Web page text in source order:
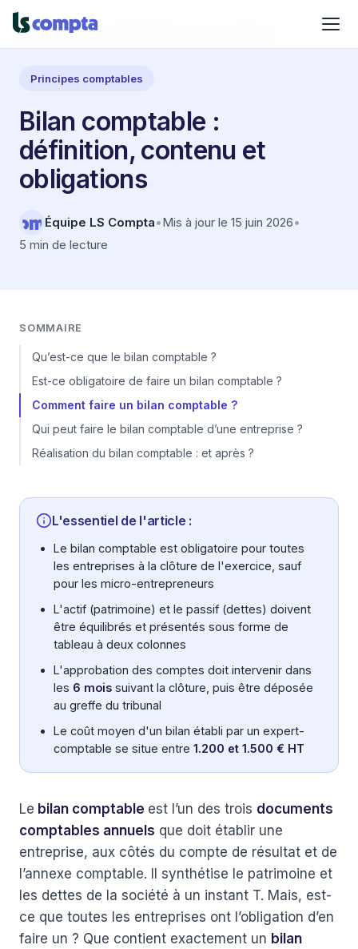
Accueil Blog
Principes comptables
Bilan comptable :
définition, contenu et
obligations
Équipe LS Compta•Mis à jour le 15 juin 2026•
5 min de lecture
SOMMAIRE
Qu’est-ce que le bilan comptable ?
Est-ce obligatoire de faire un bilan comptable ?
Comment faire un bilan comptable ?
Qui peut faire le bilan comptable d’une entreprise ?
Réalisation du bilan comptable : et après ?
L'essentiel de l'article :
Le bilan comptable est obligatoire pour toutes
les entreprises à la clôture de l'exercice, sauf
pour les micro-entrepreneurs
L'actif (patrimoine) et le passif (dettes) doivent
être équilibrés et présentés sous forme de
tableau à deux colonnes
L'approbation des comptes doit intervenir dans
les 6 mois suivant la clôture, puis être déposée
au greffe du tribunal
Le coût moyen d'un bilan établi par un expert-
comptable se situe entre 1.200 et 1.500 € HT
Le bilan comptable est l’un des trois documents
comptables annuels que doit établir une
entreprise, aux côtés du compte de résultat et de
l’annexe comptable. Il synthétise le patrimoine et
les dettes de la société à un instant T. Mais, est-
ce que toutes les entreprises ont l’obligation d’en
faire un ? Que contient exactement un bilan